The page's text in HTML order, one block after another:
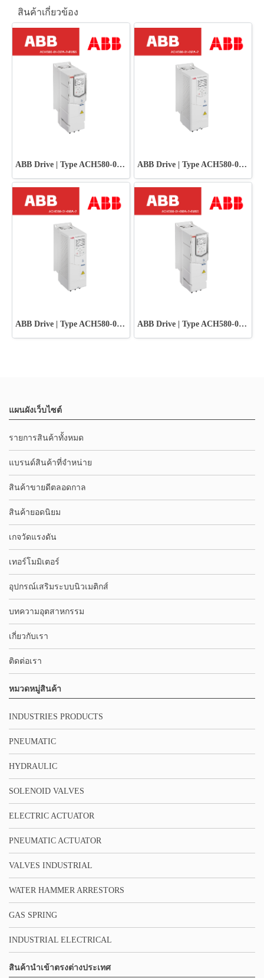
สินค้าเกี่ยวข้อง
ABB Drive | Type ACH580-01-012A-2+B056 ABB Drive | Type ACH580-01-012A-2
ABB Drive | Type ACH580-01-018A-2 ABB Drive | Type ACH580-01-018A-2+B056
แผนผังเว็บไซต์
รายการสินค้าทั้งหมด
แบรนด์สินค้าที่จำหน่าย
สินค้าขายดีตลอดกาล
สินค้ายอดนิยม
เกจวัดแรงดัน
เทอร์โมมิเตอร์
อุปกรณ์เสริมระบบนิวเมติกส์
บทความอุตสาหกรรม
เกี่ยวกับเรา
ติดต่อเรา
หมวดหมู่สินค้า
INDUSTRIES PRODUCTS
PNEUMATIC
HYDRAULIC
SOLENOID VALVES
ELECTRIC ACTUATOR
PNEUMATIC ACTUATOR
VALVES INDUSTRIAL
WATER HAMMER ARRESTORS
GAS SPRING
INDUSTRIAL ELECTRICAL
สินค้านำเข้าตรงต่างประเทศ